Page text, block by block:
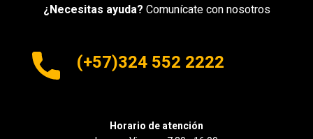
¿Necesitas ayuda? Comunícate con nosotros
(+57)324 552 2222
Horario de atención